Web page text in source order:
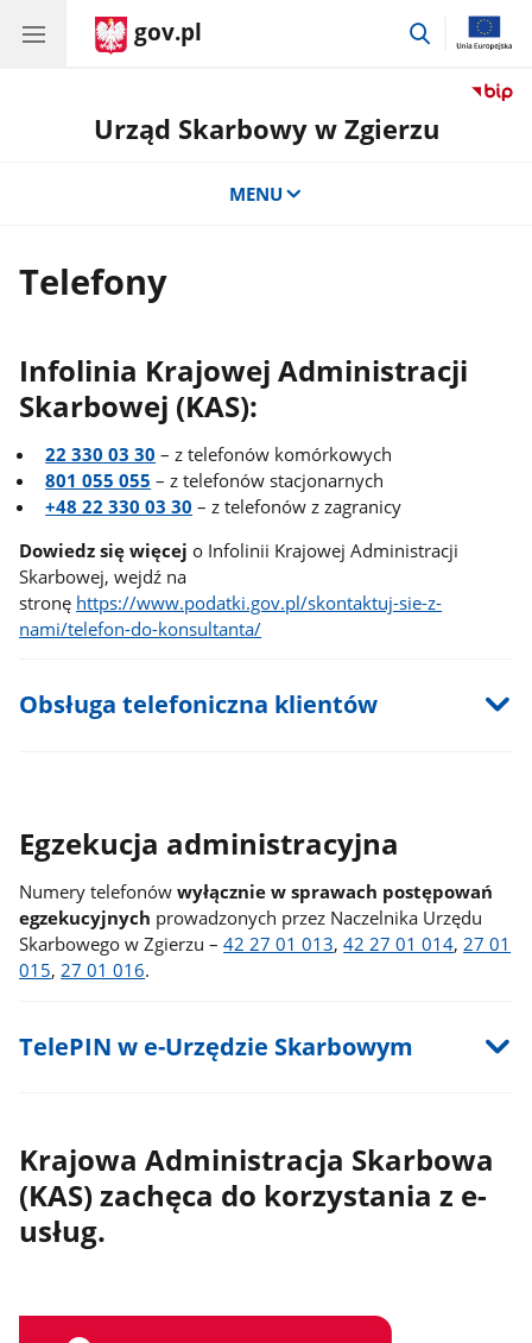
gov.pl
przejdź
Urząd Skarbowy w Zgierzu
MENU
Telefony
Infolinia Krajowej Administracji
Skarbowej (KAS):
22 330 03 30 – z telefonów komórkowych
801 055 055 – z telefonów stacjonarnych
+48 22 330 03 30 – z telefonów z zagranicy
Dowiedz się więcej o Infolinii Krajowej Administracji
Skarbowej, wejdź na
stronę https://www.podatki.gov.pl/skontaktuj-sie-z-
nami/telefon-do-konsultanta/
Obsługa telefoniczna klientów
Egzekucja administracyjna
Numery telefonówwyłącznie w sprawach postępowań
egzekucyjnych prowadzonych przez Naczelnika Urzędu
Skarbowego w Zgierzu –42 27 01 013,42 27 01 014,27 01
015,27 01 016.
TelePIN w e-Urzędzie Skarbowym
Krajowa Administracja Skarbowa
(KAS) zachęca do korzystania z e-
usług.